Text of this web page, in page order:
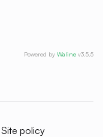
Powered by Waline v3.5.5
Site policy